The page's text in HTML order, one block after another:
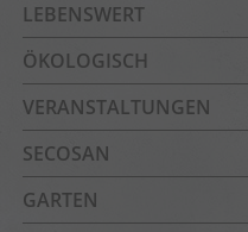
LEBENSWERT
ÖKOLOGISCH
VERANSTALTUNGEN
SECOSAN
GARTEN